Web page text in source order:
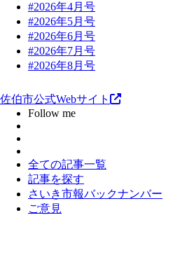
#2026年4月号
#2026年5月号
#2026年6月号
#2026年7月号
#2026年8月号
佐伯市公式Webサイト
Follow me
全ての記事一覧
記事を探す
さいき市報バックナンバー
ご意見